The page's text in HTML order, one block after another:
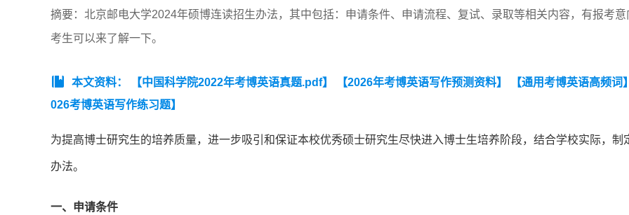
摘要：北京邮电大学2024年硕博连读招生办法，其中包括：申请条件、申请流程、复试、录取等相关内容，有报考意
考生可以来了解一下。
本文资料： 【中国科学院2022年考博英语真题.pdf】 【2026年考博英语写作预测资料】
【通用考博英语高频词
026考博英语写作练习题】
为提高博士研究生的培养质量，进一步吸引和保证本校优秀硕士研究生尽快进入博士生培养阶段，结合学校实际，制
办法。
一、申请条件